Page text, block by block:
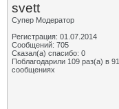
svett
Супер Модератор
Регистрация: 01.07.2014
Сообщений: 705
Сказал(а) спасибо: 0
Поблагодарили 109 раз(а) в 91
сообщениях